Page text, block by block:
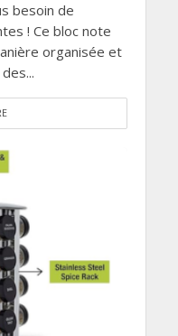
besoin de
! Ce bloc note
organisée et